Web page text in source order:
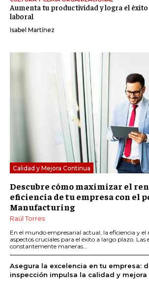
Aumenta tu productividad y logra el
laboral
Isabel Martínez
Calidad y Mejora Continua
Descubre cómo maximizar el
eficiencia de tu empresa con el
Manufacturing
Raúl Torres
En el mundo empresarial actual, la eficiencia y el
aspectos cruciales para el éxito a largo plazo. Las
constantemente maneras...
Asegura la excelencia en tu empresa:
inspección impulsa la calidad y mejora